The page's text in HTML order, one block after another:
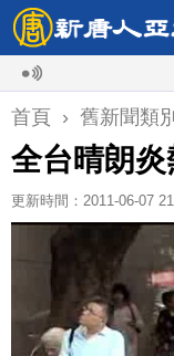
首頁 › 舊新聞類別
全台晴朗
更新時間：2011-06-07